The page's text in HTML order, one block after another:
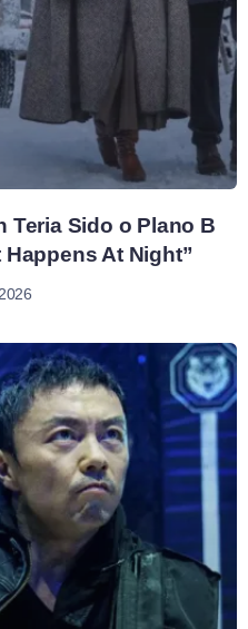
Teria Sido o Plano B
At Night”